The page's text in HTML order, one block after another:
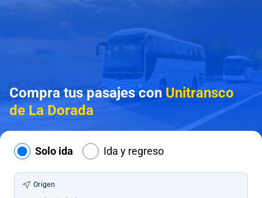
Compra tus pasajes con Unitransco
de La Dorada
Solo ida Ida y regreso
Origen